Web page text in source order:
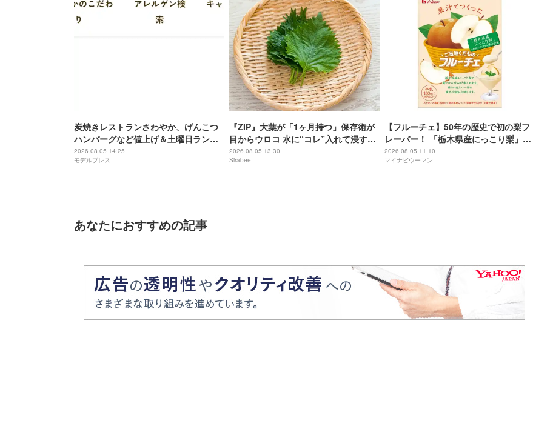
炭焼きレストランさわやか、げんこつ
ハンバーグなど値上げ＆土曜日ランチ
メニュー終了へ「これまでにない厳し
い局面」
2026.08.05 14:25
モデルプレス
『ZIP』大葉が「1ヶ月持つ」保存術が
目からウロコ 水に“コレ”入れて浸すだ
け
2026.08.05 13:30
Sirabee
【フルーチェ】50年の歴史で初の梨フ
レーバー！ 「栃木県産にっこり梨」果
汁を使用した「ご当地くだものフルー
チェ」新発売
2026.08.05 11:10
マイナビウーマン
あなたにおすすめの記事